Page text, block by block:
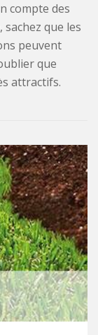
compte des
que les
peuvent
que
attractifs.